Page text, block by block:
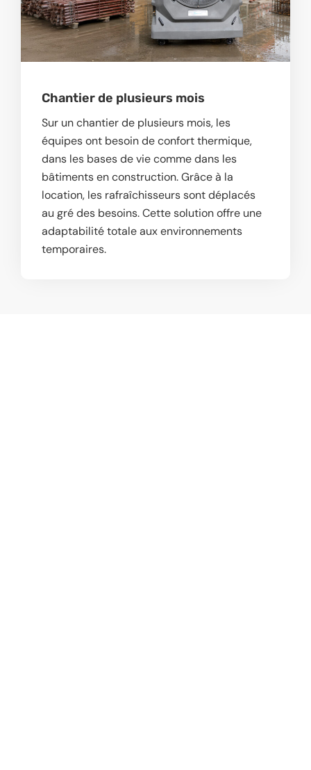
Chantier de plusieurs mois
Sur un chantier de plusieurs mois, les
équipes ont besoin de confort thermique,
dans les bases de vie comme dans les
bâtiments en construction. Grâce à la
location, les rafraîchisseurs sont déplacés
au gré des besoins. Cette solution offre une
adaptabilité totale aux environnements
temporaires.